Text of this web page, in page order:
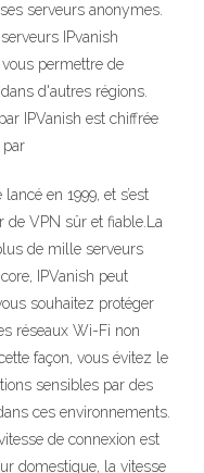
serveurs anonymes.
IPvanish
permettre de
d'autres régions.
IPVanish est chiffrée
par
en 1999, et s’est
VPN sûr et fiable.La
de mille serveurs
IPVanish peut
souhaitez protéger
réseaux Wi-Fi non
façon, vous évitez le
sensibles par des
ces environnements.
de connexion est
domestique, la vitesse